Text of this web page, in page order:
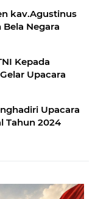
Negara
Upacara